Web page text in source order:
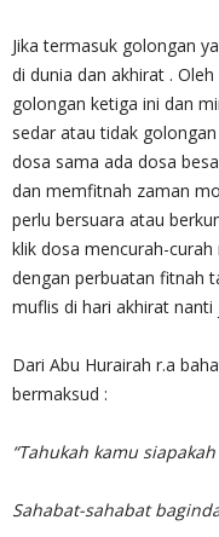
Jika termasuk golongan
di dunia dan akhirat .
golongan ketiga ini dan
sedar atau tidak
dosa sama ada dosa
dan memfitnah zaman
perlu bersuara atau
klik dosa mencurah-
dengan perbuatan fitnah
muflis di hari akhirat
Dari Abu Hurairah r.a
bermaksud :
“Tahukah kamu
Sahabat-sahabat